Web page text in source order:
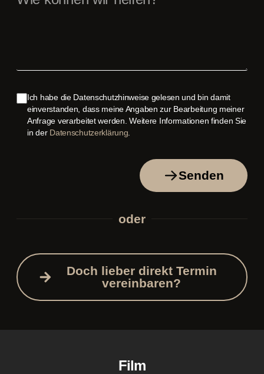
Ich habe die Datenschutzhinweise gelesen und bin damit
einverstanden, dass meine Angaben zur Bearbeitung meiner
Anfrage verarbeitet werden. Weitere Informationen finden Sie
in der Datenschutzerklärung
Senden
oder
Doch lieber direkt Termin
vereinbaren?
Film